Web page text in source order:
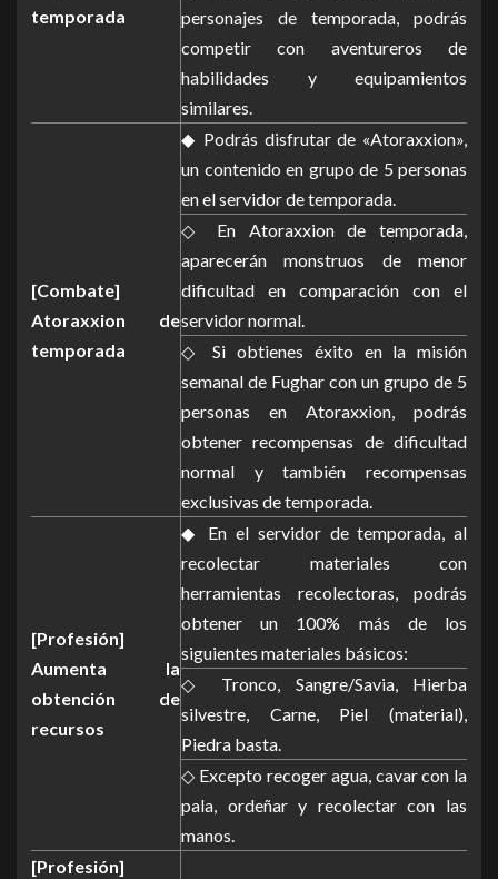
temporada
personajes de temporada, podrás
competir con aventureros de
habilidades y equipamientos
similares.
[Combate]
Atoraxxion de
temporada
◆ Podrás disfrutar de «Atoraxxion»,
un contenido en grupo de 5 personas
en el servidor de temporada.
◇ En Atoraxxion de temporada,
aparecerán monstruos de menor
dificultad en comparación con el
servidor normal.
◇ Si obtienes éxito en la misión
semanal de Fughar con un grupo de 5
personas en Atoraxxion, podrás
obtener recompensas de dificultad
normal y también recompensas
exclusivas de temporada.
[Profesión]
Aumenta la
obtención de
recursos
◆ En el servidor de temporada, al
recolectar materiales con
herramientas recolectoras, podrás
obtener un 100% más de los
siguientes materiales básicos:
◇ Tronco, Sangre/Savia, Hierba
silvestre, Carne, Piel (material),
Piedra basta.
◇ Excepto recoger agua, cavar con la
pala, ordeñar y recolectar con las
manos.
[Profesión]